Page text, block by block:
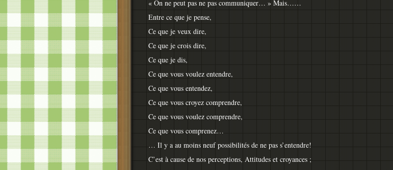
« On ne peut pas ne pas communiquer… » Mais……
Entre ce que je pense,
Ce que je veux dire,
Ce que je crois dire,
Ce que je dis,
Ce que vous voulez entendre,
Ce que vous entendez,
Ce que vous croyez comprendre,
Ce que vous voulez comprendre,
Ce que vous comprenez…
… Il y a au moins neuf possibilités de ne pas s’entendre!
C’est à cause de nos perceptions, Attitudes et croyances ;